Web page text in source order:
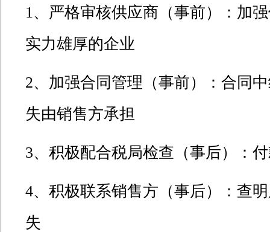
1、严格审核供应商（事前）：加
实力雄厚的企业
2、加强合同管理（事前）：合同
失由销售方承担
3、积极配合税局检查（事后）：
4、积极联系销售方（事后）：查
失